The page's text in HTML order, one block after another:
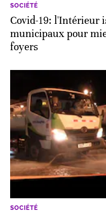
SOCIÉTÉ
Covid-19: l'Intérieur
municipaux pour
foyers
SOCIÉTÉ